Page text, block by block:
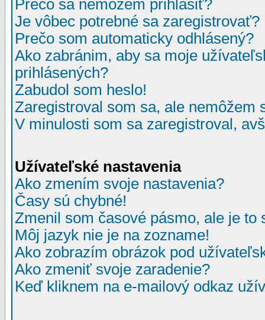
Prečo sa nemôžem prihlásiť?
Je vôbec potrebné sa zaregistrovať?
Prečo som automaticky odhlásený?
Ako zabránim, aby sa moje
prihlásených?
Zabudol som heslo!
Zaregistroval som sa, ale nemôžem
V minulosti som sa zaregistroval,
Užívateľské nastavenia
Ako zmením svoje nastavenia?
Časy sú chybné!
Zmenil som časové pásmo, ale je to
Môj jazyk nie je na zozname!
Ako zobrazím obrázok pod
Ako zmeniť svoje zaradenie?
Keď kliknem na e-mailový odkaz